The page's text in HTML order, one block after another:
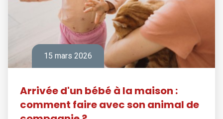
15 mars 2026
Arrivée d'un bébé à la maison :
comment faire avec son animal de